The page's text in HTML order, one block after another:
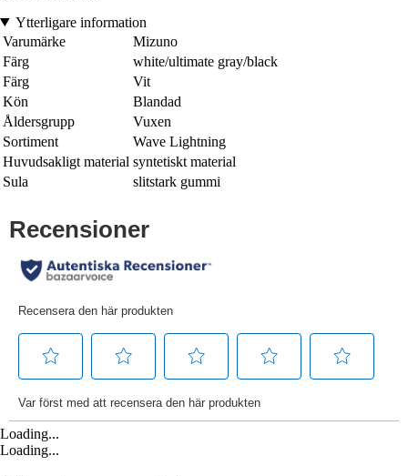
Ytterligare information
Varumärke
Mizuno
Färg
white/ultimate gray/black
Färg
Vit
Kön
Blandad
Åldersgrupp
Vuxen
Sortiment
Wave Lightning
Huvudsakligt material syntetiskt material
Sula
slitstark gummi
Loading...
Loading...